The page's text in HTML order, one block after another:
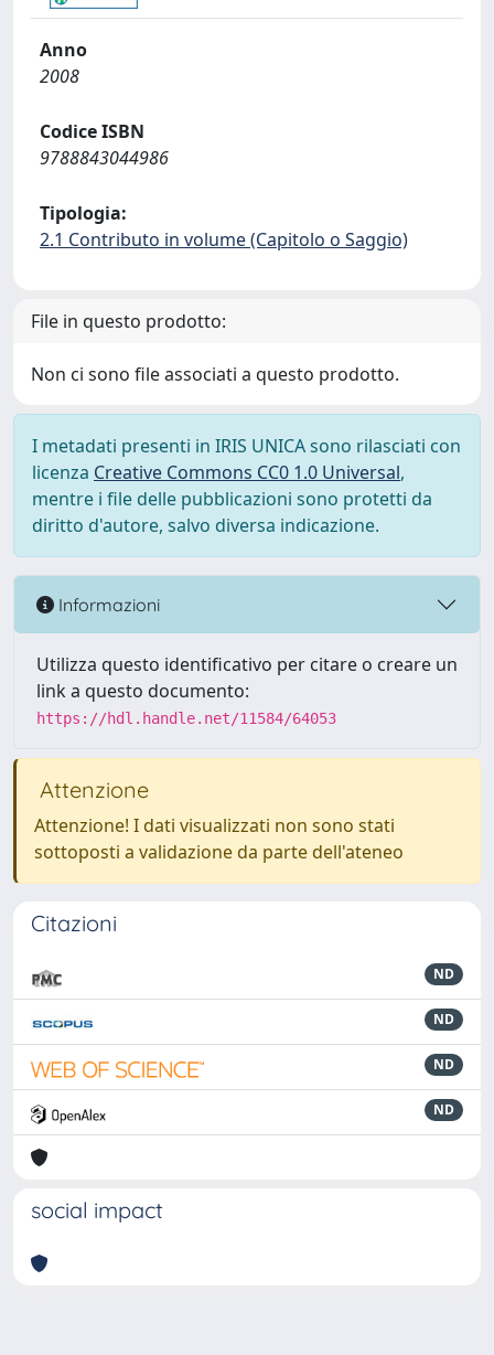
Anno
2008
Codice ISBN
9788843044986
Tipologia:
2.1 Contributo in volume (Capitolo o Saggio)
File in questo prodotto:
Non ci sono file associati a questo prodotto.
I metadati presenti in IRIS UNICA sono rilasciati con
licenza Creative Commons CC0 1.0 Universal,
mentre i file delle pubblicazioni sono protetti da
diritto d'autore, salvo diversa indicazione.
Informazioni
Utilizza questo identificativo per citare o creare un
link a questo documento:
https://hdl.handle.net/11584/64053
Attenzione
Attenzione! I dati visualizzati non sono stati
sottoposti a validazione da parte dell'ateneo
Citazioni
ND
ND
ND
ND
social impact